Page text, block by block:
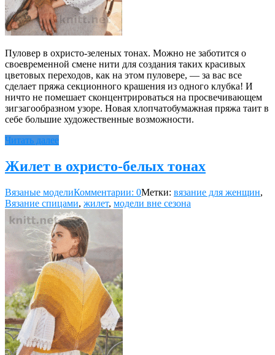
Пуловер в охристо-зеленых тонах. Можно не заботится о
своевременной смене нити для создания таких красивых
цветовых переходов, как на этом пуловере, — за вас все
сделает пряжа секционного крашения из одного клубка! И
ничто не помешает сконцентрироваться на просвечивающем
зигзагообразном узоре. Новая хлопчатобумажная пряжа таит в
себе большие художественные возможности.
Читать далее
Жилет в охристо-белых тонах
Вязаные моделиКомментарии: 0Метки: вязание для женщин,
Вязание спицами, жилет, модели вне сезона